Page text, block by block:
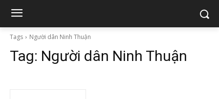
Tags Người dân Ninh Thuận
Tag: Người dân Ninh Thuận